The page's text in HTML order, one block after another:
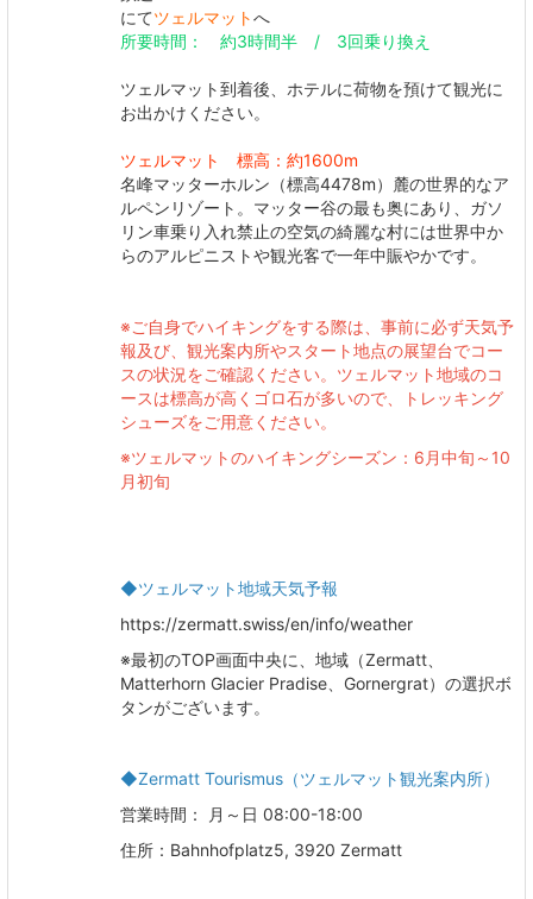
にてツェルマットへ
所要時間： 約3時間半 / 3回乗り換え
ツェルマット到着後、ホテルに荷物を預けて観光に
お出かけください。
ツェルマット 標高：約1600m
名峰マッターホルン（標高4478m）麓の世界的なア
ルペンリゾート。マッター谷の最も奥にあり、ガソ
リン車乗り入れ禁止の空気の綺麗な村には世界中か
らのアルピニストや観光客で一年中賑やかです。
※ご自身でハイキングをする際は、事前に必ず天気予
報及び、観光案内所やスタート地点の展望台でコー
スの状況をご確認ください。ツェルマット地域のコ
ースは標高が高くゴロ石が多いので、トレッキング
シューズをご用意ください。
※ツェルマットのハイキングシーズン：6月中旬～10
月初旬
◆ツェルマット地域天気予報
https://zermatt.swiss/en/info/weather
※最初のTOP画面中央に、地域（Zermatt、
Matterhorn Glacier Pradise、Gornergrat）の選択ボ
タンがございます。
◆Zermatt Tourismus（ツェルマット観光案内所）
営業時間： 月～日 08:00-18:00
住所：Bahnhofplatz5, 3920 Zermatt